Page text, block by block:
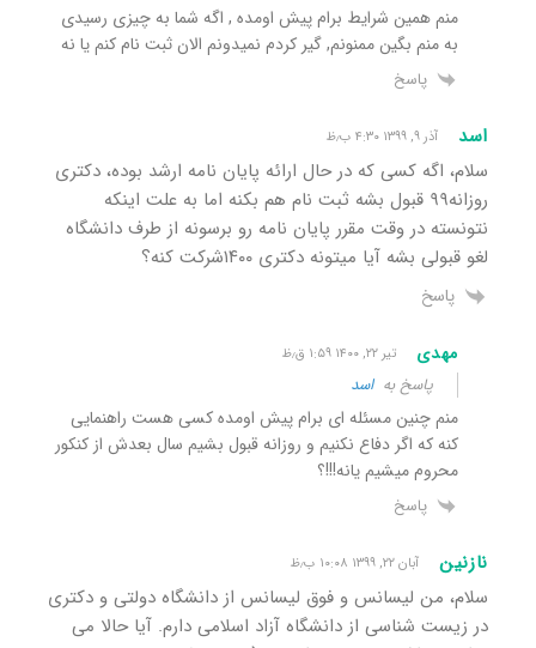
منم همین شرایط برام پیش اومده , اگه شما به چیزی رسیدی
به منم بگین ممنونم, گیر کردم نمیدونم الان ثبت نام کنم یا نه
پاسخ
اسد آذر ۹, ۱۳۹۹ ۴:۳۰ ب٫ظ
سلام، اگه کسی که در حال ارائه پایان نامه ارشد بوده، دکتری
روزانه۹۹ قبول بشه ثبت نام هم بکنه اما به علت اینکه
نتونسته در وقت مقرر پایان نامه رو برسونه از طرف دانشگاه
لغو قبولی بشه آیا میتونه دکتری ۱۴۰۰شرکت کنه؟
پاسخ
مهدی تیر ۲۲, ۱۴۰۰ ۱:۵۹ ق٫ظ
پاسخ بهاسد
منم چنین مسئله ای برام پیش اومده کسی هست راهنمایی
کنه که اگر دفاع نکنیم و روزانه قبول بشیم سال بعدش از کنکور
محروم میشیم یانه!!!؟
پاسخ
نازنین آبان ۲۲, ۱۳۹۹ ۱۰:۰۸ ب٫ظ
سلام، من لیسانس و فوق لیسانس از دانشگاه دولتی و دکتری
در زیست شناسی از دانشگاه آزاد اسلامی دارم. آیا حالا می